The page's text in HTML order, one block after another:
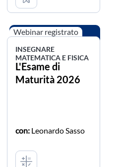
Webinar registrato
INSEGNARE
MATEMATICA E FISICA
L'Esame di
Maturità 2026
con: Leonardo Sasso